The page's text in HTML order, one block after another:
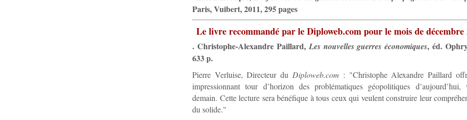
Paris, Vuibert, 2011, 295 pages
Le livre recommandé par le Diploweb.com pour le mois de décembre
. Christophe-Alexandre Paillard,Les nouvelles guerres économiques, éd.
633 p.
Pierre Verluise, Directeur du Diploweb.com : "Christophe Alexandre Paillard
impressionnant tour d’horizon des problématiques géopolitiques
demain. Cette lecture sera bénéfique à tous ceux qui veulent construire leur
du solide."